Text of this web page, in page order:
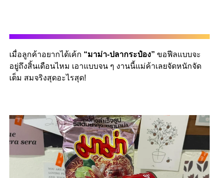
เมื่อลูกค้าอยากได้เค้ก “มาม่า-ปลากระป๋อง” ขอฟีลแบบจะ
อยู่ถึงสิ้นเดือนไหม เอาแบบจน ๆ งานนี้แม่ค้าเลยจัดหนักจัด
เต็ม สมจริงสุดอะไรสุด!